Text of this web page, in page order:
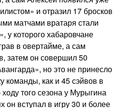
и отразил 17 бросков
матчами вратаря стали
у которого хабаровчане
в овертайме, а сам
затем он совершил 50
но это не принесло
команды, как и 45 сэйвов в
того сезона у Мурыгина
он вступал в игру 30 и более